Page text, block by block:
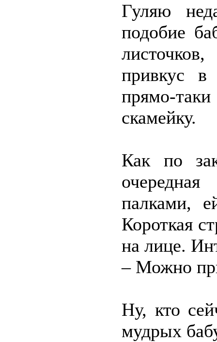
Гуляю
подобие
привкус в
прямо-
скамейку.
Как по
палками,
Короткая
на лице.
– Можно
Ну, кто
мудрых